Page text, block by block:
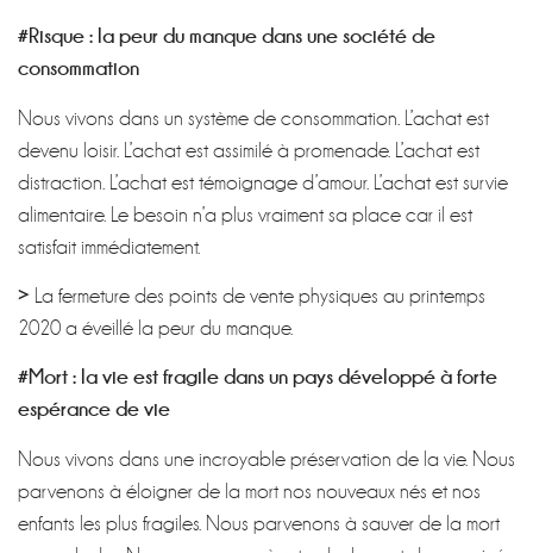
#Risque : la peur du manque dans une société de
consommation
Nous vivons dans un système de consommation. L’achat est
devenu loisir. L’achat est assimilé à promenade. L’achat est
distraction. L’achat est témoignage d’amour. L’achat est survie
alimentaire. Le besoin n’a plus vraiment sa place car il est
satisfait immédiatement.
> La fermeture des points de vente physiques au printemps
2020 a éveillé la peur du manque.
#Mort : la vie est fragile dans un pays développé à forte
espérance de vie
Nous vivons dans une incroyable préservation de la vie. Nous
parvenons à éloigner de la mort nos nouveaux nés et nos
enfants les plus fragiles. Nous parvenons à sauver de la mort